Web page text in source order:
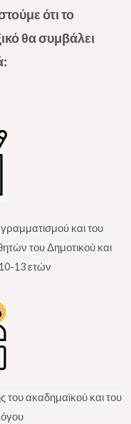
ότι το
θα συμβάλει
και του
του Δημοτικού και
13 ετών
του ακαδημαϊκού και του